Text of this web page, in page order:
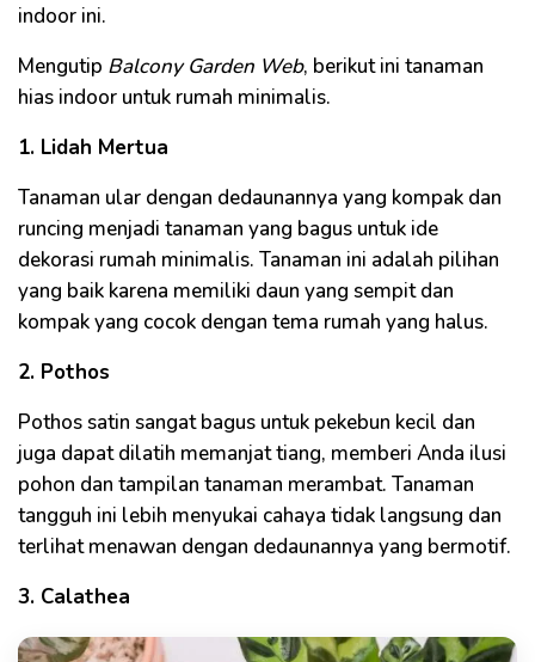
indoor ini.
Mengutip Balcony Garden Web, berikut ini tanaman
hias indoor untuk rumah minimalis.
1. Lidah Mertua
Tanaman ular dengan dedaunannya yang kompak dan
runcing menjadi tanaman yang bagus untuk ide
dekorasi rumah minimalis. Tanaman ini adalah pilihan
yang baik karena memiliki daun yang sempit dan
kompak yang cocok dengan tema rumah yang halus.
2. Pothos
Pothos satin sangat bagus untuk pekebun kecil dan
juga dapat dilatih memanjat tiang, memberi Anda ilusi
pohon dan tampilan tanaman merambat. Tanaman
tangguh ini lebih menyukai cahaya tidak langsung dan
terlihat menawan dengan dedaunannya yang bermotif.
3. Calathea